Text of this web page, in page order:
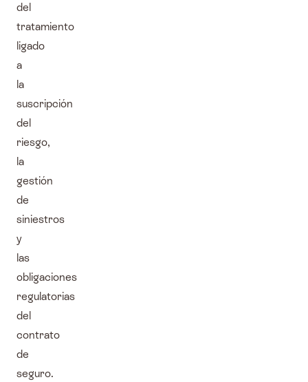
del
tratamiento
ligado
a
la
suscripción
del
riesgo,
la
gestión
de
siniestros
y
las
obligaciones
regulatorias
del
contrato
de
seguro.